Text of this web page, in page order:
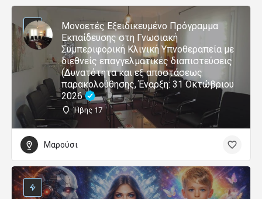
Μονοετές Εξειδικευμένο Πρόγραμμα
Εκπαίδευσης στη Γνωσιακή
Συμπεριφορική Κλινική Υπνοθεραπεία με
διεθνείς επαγγελματικές διαπιστεύσεις
(Δυνατότητα και εξ αποστάσεως
παρακολούθησης, Έναρξη: 31 Οκτώβριου
2026
Ήβης 17
Μαρούσι